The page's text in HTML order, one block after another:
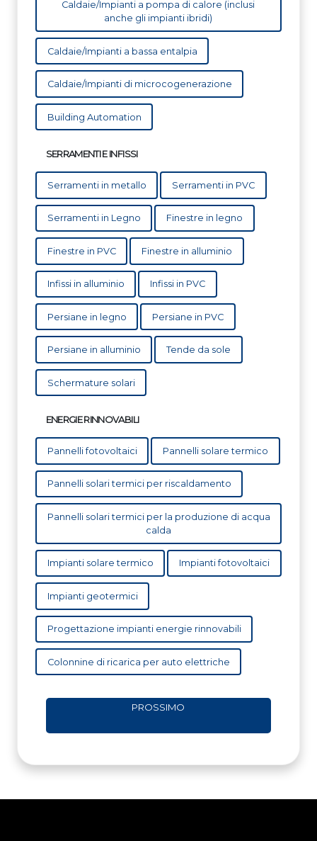
Caldaie/Impianti a pompa di calore (inclusi
anche gli impianti ibridi)
Caldaie/Impianti a bassa entalpia
Caldaie/Impianti di microcogenerazione
Building Automation
SERRAMENTI E INFISSI
Serramenti in metallo Serramenti in PVC
Serramenti in Legno Finestre in legno
Finestre in PVC Finestre in alluminio
Infissi in alluminio Infissi in PVC
Persiane in legno Persiane in PVC
Persiane in alluminio Tende da sole
Schermature solari
ENERGIE RINNOVABILI
Pannelli fotovoltaici Pannelli solare termico
Pannelli solari termici per riscaldamento
Pannelli solari termici per la produzione di acqua
calda
Impianti solare termico Impianti fotovoltaici
Impianti geotermici
Progettazione impianti energie rinnovabili
Colonnine di ricarica per auto elettriche
PROSSIMO